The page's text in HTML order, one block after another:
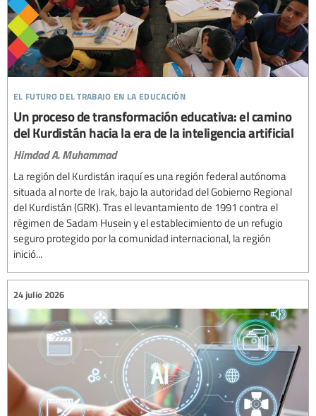
el futuro del trabajo en la educación
Un proceso de transformación educativa: el camino
del Kurdistán hacia la era de la inteligencia artificial
Himdad A. Muhammad
La región del Kurdistán iraquí es una región federal autónoma
situada al norte de Irak, bajo la autoridad del Gobierno Regional
del Kurdistán (GRK). Tras el levantamiento de 1991 contra el
régimen de Sadam Husein y el establecimiento de un refugio
seguro protegido por la comunidad internacional, la región
inició...
24 julio 2026